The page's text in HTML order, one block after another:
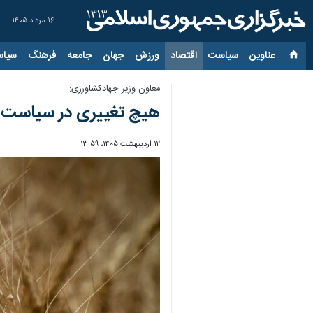
۱۶ مرداد ۱۴۰۵
عناوین‌ سیاست اقتصاد ورزش جهان جامعه فرهنگ
معاون وزیر جهادکشاورزی:
هیچ تغییری در سیاست
۱۲ اردیبهشت ۱۴۰۵، ۱۳:۵۹